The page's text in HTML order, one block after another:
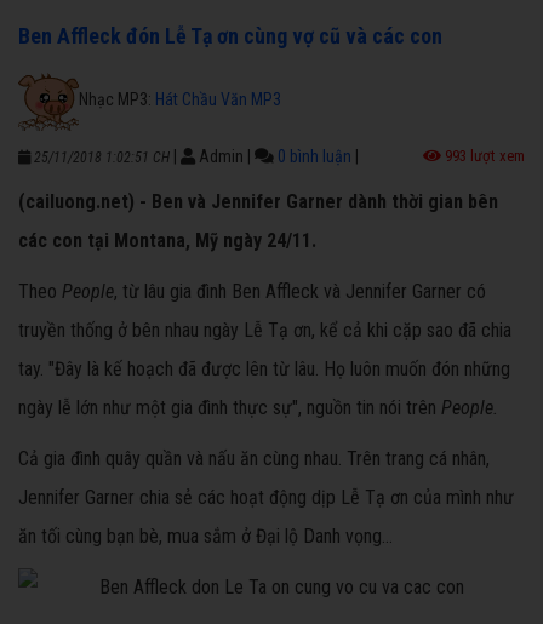
Ben Affleck đón Lễ Tạ ơn cùng vợ cũ và các con
Nhạc MP3: Hát Chầu Văn MP3
25/11/2018 1:02:51 CH Admin 0 bình luận 993 lượt xem
(cailuong.net) - Ben và Jennifer Garner dành thời gian bên
các con tại Montana, Mỹ ngày 24/11.
Theo People, từ lâu gia đình Ben Affleck và Jennifer Garner có
truyền thống ở bên nhau ngày Lễ Tạ ơn, kể cả khi cặp sao đã chia
tay. "Đây là kế hoạch đã được lên từ lâu. Họ luôn muốn đón những
ngày lễ lớn như một gia đình thực sự", nguồn tin nói trên People.
Cả gia đình quây quần và nấu ăn cùng nhau. Trên trang cá nhân,
Jennifer Garner chia sẻ các hoạt động dịp Lễ Tạ ơn của mình như
ăn tối cùng bạn bè, mua sắm ở Đại lộ Danh vọng...